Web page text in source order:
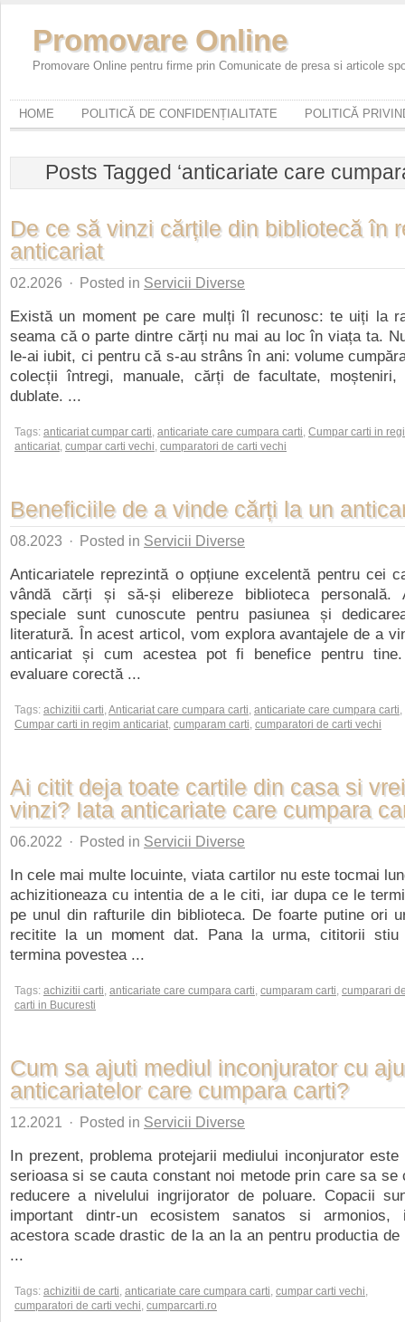
Promovare Online
Promovare Online pentru firme prin Comunicate de presa si articole
HOME POLITICĂ DE CONFIDENȚIALITATE POLITICĂ
Posts Tagged ‘anticariate care
De ce să vinzi cărțile din bibliotecă în
anticariat
02.2026 · Posted in Servicii Diverse
Există un moment pe care mulți îl recunosc: te uiți la
seama că o parte dintre cărți nu mai au loc în viața ta.
le-ai iubit, ci pentru că s-au strâns în ani: volume
colecții întregi, manuale, cărți de facultate, moșteniri,
dublate. ...
Tags: anticariat cumpar carti, anticariate care cumpara carti, Cumpar carti in
anticariat, cumpar carti vechi, cumparatori de carti vechi
Beneficiile de a vinde cărți la un
08.2023 · Posted in Servicii Diverse
Anticariatele reprezintă o opțiune excelentă pentru cei
vândă cărți și să-și elibereze biblioteca personală.
speciale sunt cunoscute pentru pasiunea și
literatură. În acest articol, vom explora avantajele de a
anticariat și cum acestea pot fi benefice pentru
evaluare corectă ...
Tags: achizitii carti,Anticariat care cumpara carti, anticariate care cumpara carti,
Cumpar carti in regim anticariat, cumparam carti, cumparatori de carti vechi
Ai citit deja toate cartile din casa si
vinzi? Iata anticariate care cumpara
06.2022 · Posted in Servicii Diverse
In cele mai multe locuinte, viata cartilor nu este tocmai
achizitioneaza cu intentia de a le citi, iar dupa ce le
pe unul din rafturile din biblioteca. De foarte putine ori
recitite la un moment dat. Pana la urma, cititorii
termina povestea ...
Tags: achizitii carti, anticariate care cumpara carti, cumparam carti, cumparari
carti in Bucuresti
Cum sa ajuti mediul inconjurator cu
anticariatelor care cumpara carti?
12.2021 · Posted in Servicii Diverse
In prezent, problema protejarii mediului inconjurator
serioasa si se cauta constant noi metode prin care sa se
reducere a nivelului ingrijorator de poluare. Copacii
important dintr-un ecosistem sanatos si armonios,
acestora scade drastic de la an la an pentru productia de
...
Tags: achizitii de carti, anticariate care cumpara carti, cumpar carti vechi,
cumparatori de carti vechi, cumparcarti.ro